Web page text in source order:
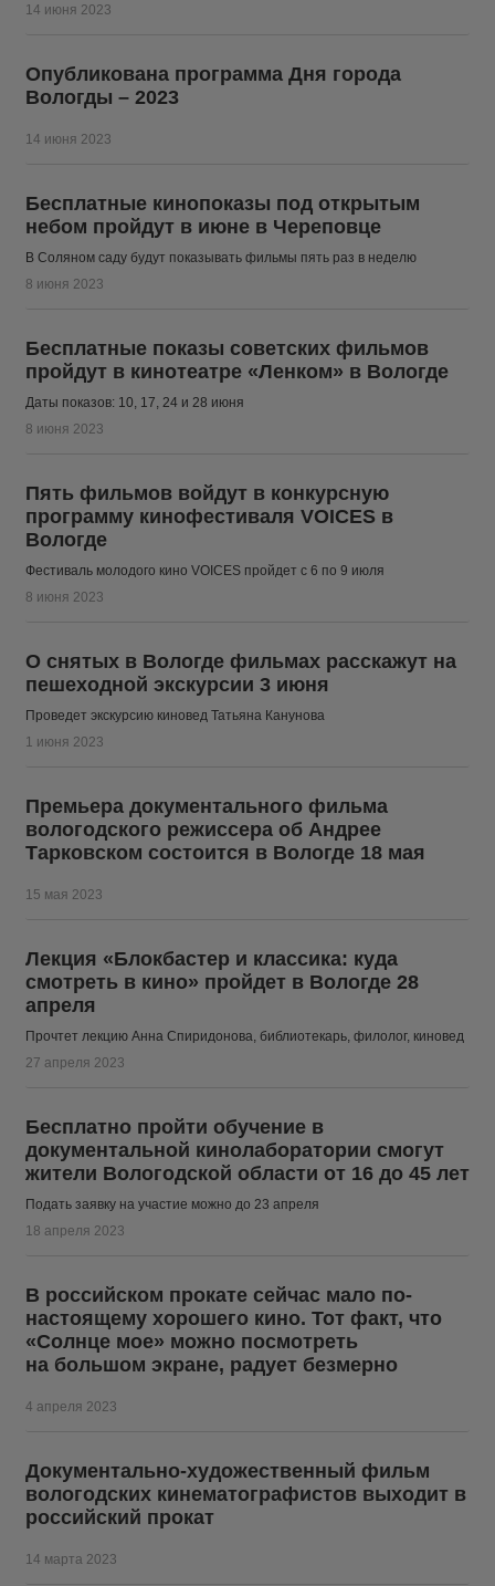
14 июня 2023
Опубликована программа Дня города
Вологды – 2023
14 июня 2023
Бесплатные кинопоказы под открытым
небом пройдут в июне в Череповце
В Соляном саду будут показывать фильмы пять раз в неделю
8 июня 2023
Бесплатные показы советских фильмов
пройдут в кинотеатре «Ленком» в Вологде
Даты показов: 10, 17, 24 и 28 июня
8 июня 2023
Пять фильмов войдут в конкурсную
программу кинофестиваля VOICES в
Вологде
Фестиваль молодого кино VOICES пройдет с 6 по 9 июля
8 июня 2023
О снятых в Вологде фильмах расскажут на
пешеходной экскурсии 3 июня
Проведет экскурсию киновед Татьяна Канунова
1 июня 2023
Премьера документального фильма
вологодского режиссера об Андрее
Тарковском состоится в Вологде 18 мая
15 мая 2023
Лекция «Блокбастер и классика: куда
смотреть в кино» пройдет в Вологде 28
апреля
Прочтет лекцию Анна Спиридонова, библиотекарь, филолог, киновед
27 апреля 2023
Бесплатно пройти обучение в
документальной кинолаборатории смогут
жители Вологодской области от 16 до 45 лет
Подать заявку на участие можно до 23 апреля
18 апреля 2023
В российском прокате сейчас мало по-
настоящему хорошего кино. Тот факт, что
«Солнце мое» можно посмотреть
на большом экране, радует безмерно
4 апреля 2023
Документально-художественный фильм
вологодских кинематографистов выходит в
российский прокат
14 марта 2023